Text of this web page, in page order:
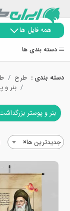
همه فایل ها
دسته بندی ها
دسته بندی : طرح
بنر و
بنر و پوستر
×جدیدترین ها